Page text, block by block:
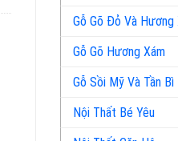
Gỗ Gõ Đỏ Và Hương
Gỗ Gõ Hương Xám
Gỗ Sồi Mỹ Và Tần Bì
Nội Thất Bé Yêu